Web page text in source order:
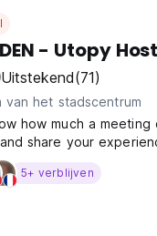
- Utopy
Uitstekend(71)
van het stadscentrum
how much a
share your
You will stay in an
traveler is
5+ verblijven